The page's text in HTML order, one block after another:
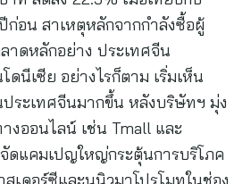
ก่อน สาเหตุหลักจากกำลังซื้อผู้
าดหลักอย่าง ประเทศจีน
ดนีเซีย อย่างไรก็ตาม เริ่มเห็น
ระเทศจีนมากขึ้น หลังบริษัทฯ มุ่ง
งออนไลน์ เช่น Tmall และ
ดแคมเปญใหญ่กระตุ้นการบริโภค